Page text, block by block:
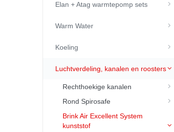
Elan + Atag warmtepomp sets
Warm Water
Koeling
Luchtverdeling, kanalen en roosters
Rechthoekige kanalen
Rond Spirosafe
Brink Air Excellent System
kunststof